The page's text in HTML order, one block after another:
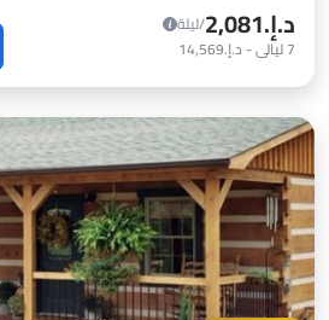
د.إ.‏2,081
/ليلة
7ليالي- د.إ.‏14,569